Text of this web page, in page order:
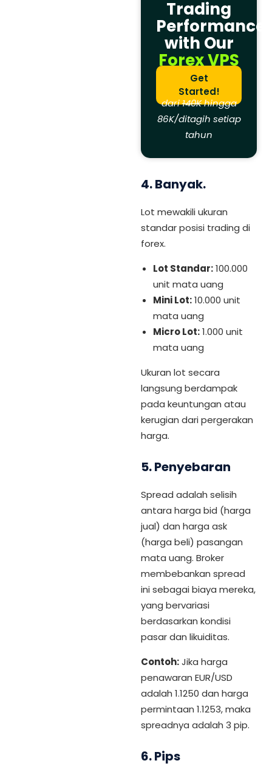
Trading
Performance
with Our
Forex VPS
Get
Started!
dari140Khingga
86K/ditagih setiap
tahun
4.Banyak.
Lot mewakili ukuran
standar posisi trading di
forex.
Lot Standar:100.000
unit mata uang
Mini Lot:10.000 unit
mata uang
Micro Lot:1.000 unit
mata uang
Ukuran lot secara
langsung berdampak
pada keuntungan atau
kerugian dari pergerakan
harga.
5.Penyebaran
Spread adalah selisih
antara harga bid (harga
jual) dan harga ask
(harga beli) pasangan
mata uang. Broker
membebankan spread
ini sebagai biaya mereka,
yang bervariasi
berdasarkan kondisi
pasar dan likuiditas.
Contoh:Jika harga
penawaran EUR/USD
adalah 1.1250 dan harga
permintaan 1.1253, maka
spreadnya adalah 3 pip.
6.Pips